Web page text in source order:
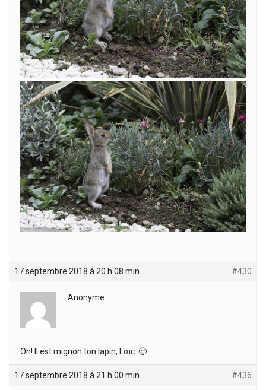
17 septembre 2018 à 20 h 08 min #430
Anonyme
Oh! Il est mignon ton lapin, Loïc 🙂
17 septembre 2018 à 21 h 00 min #436